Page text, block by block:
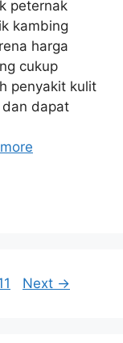
peternak
kambing
harga
cukup
penyakit kulit
dan dapat
Next →